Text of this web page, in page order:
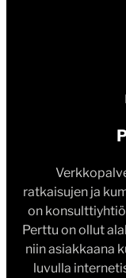
ratkaisujen ja
on konsulttiyhtiö
Perttu on ollut
niin asiakkaana
luvulla